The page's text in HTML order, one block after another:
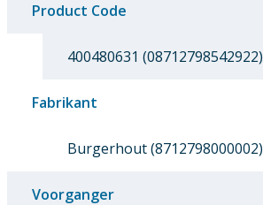
Product Code
400480631 (08712798542922)
Fabrikant
Burgerhout (8712798000002)
Voorganger